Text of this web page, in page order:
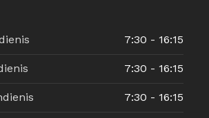
7:30 - 16:15
7:30 - 16:15
7:30 - 16:15